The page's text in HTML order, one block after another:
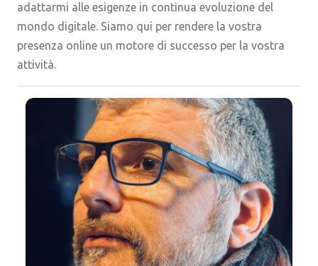
adattarmi alle esigenze in continua evoluzione del
mondo digitale. Siamo qui per rendere la vostra
presenza online un motore di successo per la vostra
attività.